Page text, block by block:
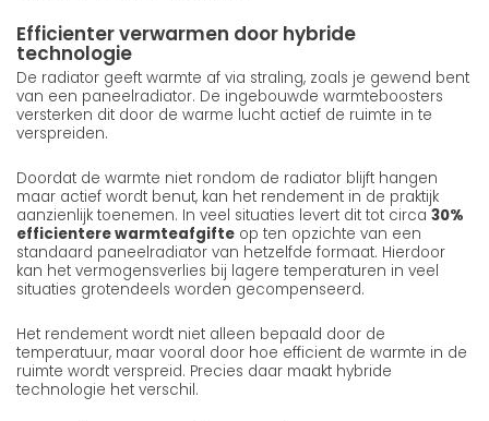
Efficienter verwarmen door hybride
technologie
De radiator geeft warmte af via straling, zoals je gewend bent
van een paneelradiator. De ingebouwde warmteboosters
versterken dit door de warme lucht actief de ruimte in te
verspreiden.
Doordat de warmte niet rondom de radiator blijft hangen
maar actief wordt benut, kan het rendement in de praktijk
aanzienlijk toenemen. In veel situaties levert dit tot circa 30%
efficientere warmteafgifte op ten opzichte van een
standaard paneelradiator van hetzelfde formaat. Hierdoor
kan het vermogensverlies bij lagere temperaturen in veel
situaties grotendeels worden gecompenseerd.
Het rendement wordt niet alleen bepaald door de
temperatuur, maar vooral door hoe efficient de warmte in de
ruimte wordt verspreid. Precies daar maakt hybride
technologie het verschil.